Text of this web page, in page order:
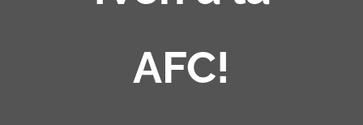
AFC!